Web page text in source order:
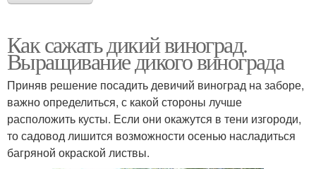
Как сажать дикий виноград.
Выращивание дикого винограда
Приняв решение посадить девичий виноград на заборе,
важно определиться, с какой стороны лучше
расположить кусты. Если они окажутся в тени изгороди,
то садовод лишится возможности осенью насладиться
багряной окраской листвы.